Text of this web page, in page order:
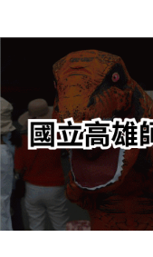
轉
要
內
容